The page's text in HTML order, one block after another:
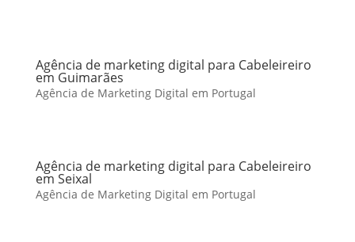
Agência de marketing digital para Cabeleireiro
em Guimarães
Agência de Marketing Digital em Portugal
Agência de marketing digital para Cabeleireiro
em Seixal
Agência de Marketing Digital em Portugal